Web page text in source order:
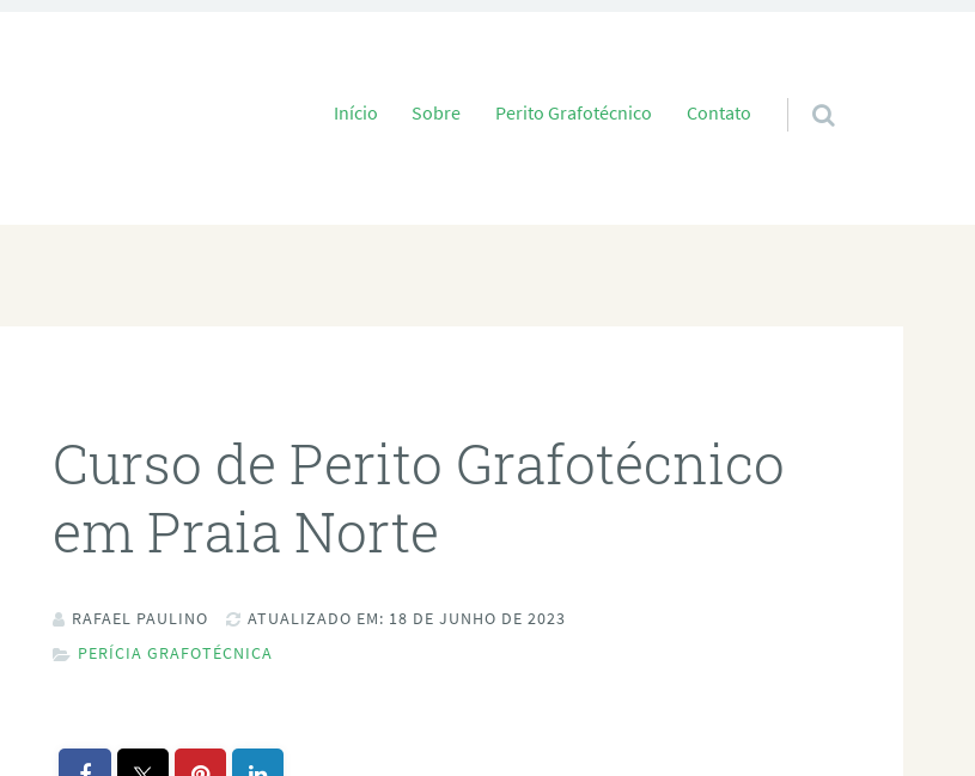
Pular para o conteúdo
Início Sobre Perito Grafotécnico Contato
Curso de Perito Grafotécnico
em Praia Norte
RAFAEL PAULINO
ATUALIZADO EM: 18 DE JUNHO DE 2023
PERÍCIA GRAFOTÉCNICA